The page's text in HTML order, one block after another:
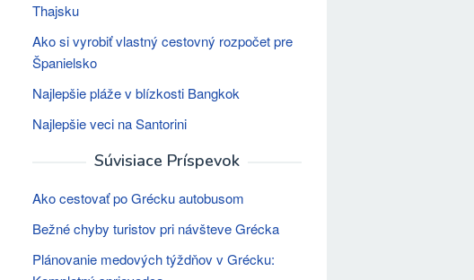
Thajsku
Ako si vyrobiť vlastný cestovný rozpočet pre
Španielsko
Najlepšie pláže v blízkosti Bangkok
Najlepšie veci na Santorini
Súvisiace Príspevok
Ako cestovať po Grécku autobusom
Bežné chyby turistov pri návšteve Grécka
Plánovanie medových týždňov v Grécku: